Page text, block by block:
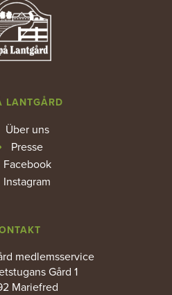
LANTGÅRD
Über uns
Presse
Facebook
Instagram
medlemsservice
Gård 1
Mariefred